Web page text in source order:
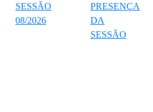
SESSÃO
08/2026
PRESENÇA
DA
SESSÃO